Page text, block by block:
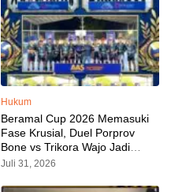
Hukum
Beramal Cup 2026 Memasuki
Fase Krusial, Duel Porprov
Bone vs Trikora Wajo Jadi
Sorotan Malam Ini
Juli 31, 2026